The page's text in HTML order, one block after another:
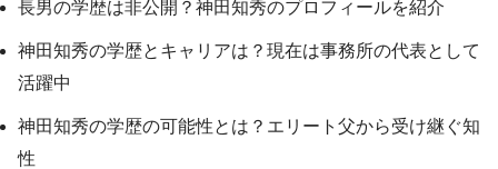
長男の学歴は非公開？神田知秀のプロフィールを紹介
神田知秀の学歴とキャリアは？現在は事務所の代表として
活躍中
神田知秀の学歴の可能性とは？エリート父から受け継ぐ知
性